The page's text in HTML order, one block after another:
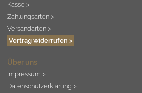
Kasse >
Zahlungsarten >
Versandarten >
Vertrag widerrufen >
Über uns
Impressum >
Datenschutzerklärung >